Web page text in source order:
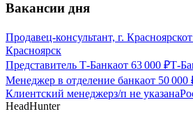
Вакансии дня
Продавец-консультант, г. Красноярскот
Красноярск
Представитель Т-Банкаот 63 000 ₽Т-
Менеджер в отделение банкаот 50 000
Клиентский менеджерз/п не указана
HeadHunter